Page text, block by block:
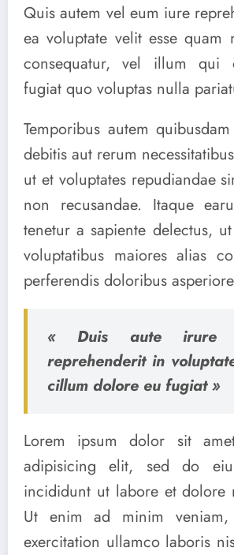
Quis autem vel eum iure
ea voluptate velit esse quam
consequatur, vel illum qui
fugiat quo voluptas nulla
Temporibus autem
debitis aut rerum
ut et voluptates repudiandae
non recusandae. Itaque
tenetur a sapiente delectus,
voluptatibus maiores alias
perferendis doloribus
« Duis aute irure
reprehenderit in
cillum dolore eu fugiat »
Lorem ipsum dolor sit
adipisicing elit, sed do
incididunt ut labore et dolore
Ut enim ad minim
exercitation ullamco laboris